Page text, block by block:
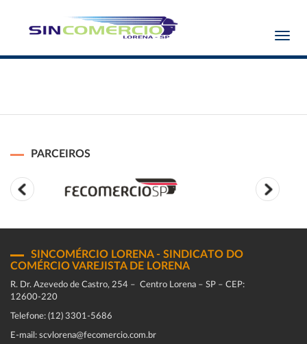
PARCEIROS
SINCOMÉRCIO LORENA - SINDICATO DO
COMÉRCIO VAREJISTA DE LORENA
R. Dr. Azevedo de Castro, 254 – Centro Lorena – SP – CEP:
12600-220
Telefone: (12) 3301-5686
E-mail: scvlorena@fecomercio.com.br